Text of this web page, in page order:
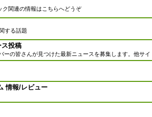
ク関連の情報はこちらへどうぞ
する話題
ス投稿
ーの皆さんが見つけた最新ニュースを募集します。他サ
情報/レビュー